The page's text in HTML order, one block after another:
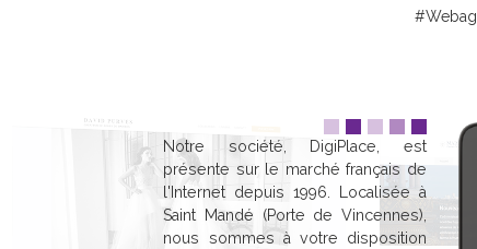
Notre société, DigiPlace, est
présente sur le marché français de
l'Internet depuis 1996. Localisée à
Saint Mandé (Porte de Vincennes),
nous sommes à votre disposition